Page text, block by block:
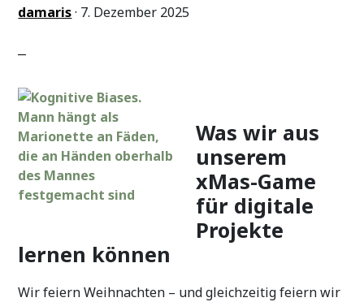
damaris· 7. Dezember 2025
Was wir aus
unserem
xMas-Game
für digitale
Projekte
lernen können
Wir feiern Weihnachten – und gleichzeitig feiern wir